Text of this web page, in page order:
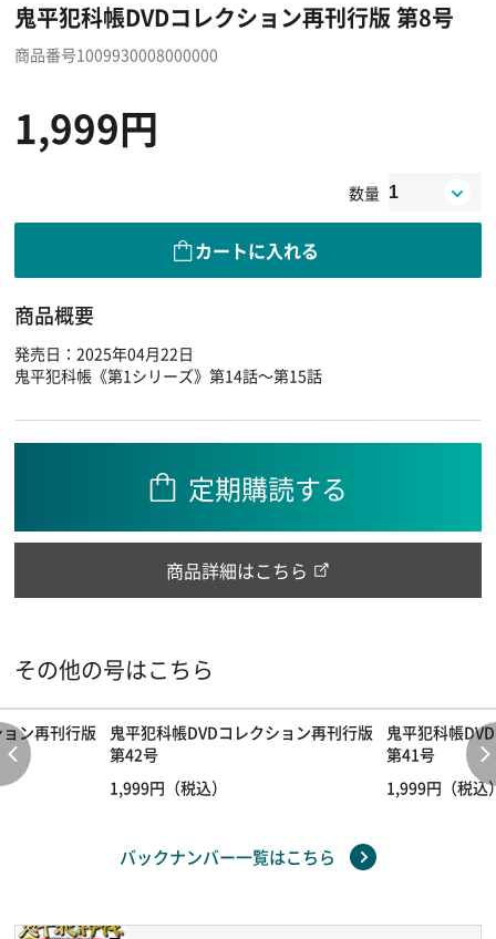
鬼平犯科帳DVDコレクション再刊行版 第8号
商品番号1009930008000000
1,999円
数量
カートに入れる
商品概要
発売日：2025年04月22日
鬼平犯科帳《第1シリーズ》第14話～第15話
定期購読する
商品詳細はこちら
その他の号はこちら
ン再刊行版
鬼平犯科帳DVDコレクション再刊行版
第42号
1,999円（税込）
鬼平犯科帳
第41号
1,999円（税込
バックナンバー一覧はこちら